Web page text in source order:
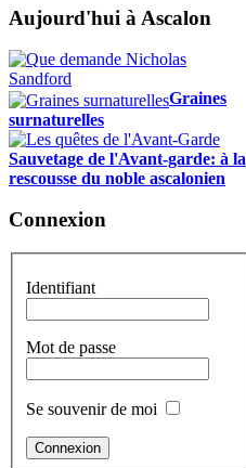
Aujourd'hui à Ascalon
Graines
surnaturelles
Sauvetage de l'Avant-garde: à la
rescousse du noble ascalonien
Connexion
Identifiant
Mot de passe
Se souvenir de moi